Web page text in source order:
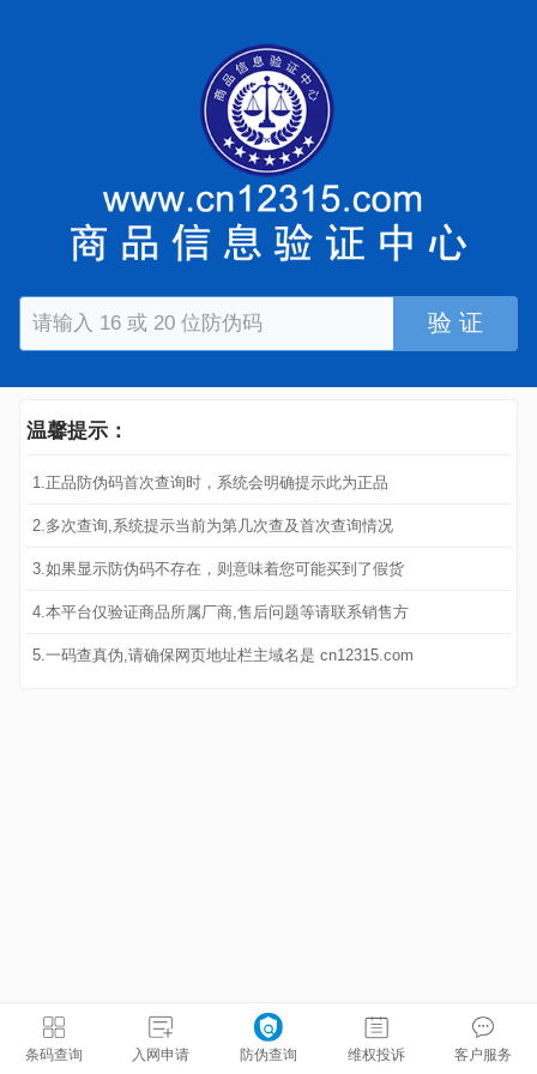
验 证
温馨提示：
1.正品防伪码首次查询时，系统会明确提示此为正品
2.多次查询,系统提示当前为第几次查及首次查询情况
3.如果显示防伪码不存在，则意味着您可能买到了假货
4.本平台仅验证商品所属厂商,售后问题等请联系销售方
5.一码查真伪,请确保网页地址栏主域名是 cn12315.com
条码查询 入网申请 防伪查询 维权投诉 客户服务